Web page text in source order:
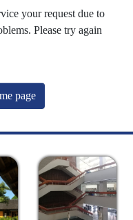
your request due to
Please try again
page